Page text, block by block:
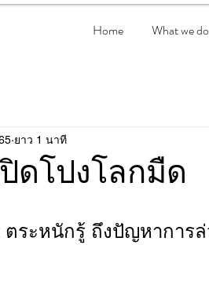
Home What we do
ดโปงโลกมืด
ยาว 1 นาที